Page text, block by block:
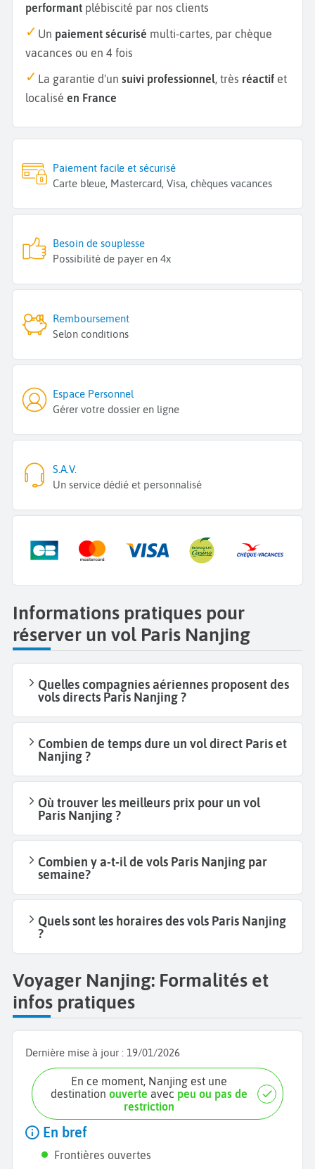
performant plébiscité par nos clients
Un paiement sécurisé multi-cartes, par chèque
vacances ou en 4 fois
La garantie d'un suivi professionnel, très réactif et
localisé en France
Paiement facile et sécurisé
Carte bleue, Mastercard, Visa, chèques vacances
Besoin de souplesse
Possibilité de payer en 4x
Remboursement
Selon conditions
Espace Personnel
Gérer votre dossier en ligne
S.A.V.
Un service dédié et personnalisé
Informations pratiques pour
réserver un vol Paris Nanjing
Quelles compagnies aériennes proposent des
vols directs Paris Nanjing ?
Combien de temps dure un vol direct Paris et
Nanjing ?
Où trouver les meilleurs prix pour un vol
Paris Nanjing ?
Combien y a-t-il de vols Paris Nanjing par
semaine?
Quels sont les horaires des vols Paris Nanjing
?
Voyager Nanjing: Formalités et
infos pratiques
Dernière mise à jour : 19/01/2026
En ce moment, Nanjing est une
destinationouverte avec peu ou pas de
restriction
En bref
Frontières ouvertes